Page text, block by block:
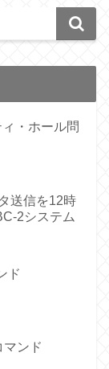
・ホール問
送信を12時
2システム
ド
ンド